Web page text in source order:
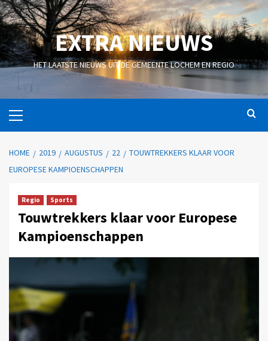
EXTRA NIEUWS
HET LAATSTE NIEUWS UIT DE GEMEENTE LOCHEM EN REGIO
HOME 2019 AUGUSTUS 22
TOUWTREKKERS KLAAR VOOR
EUROPESE KAMPIOENSCHAPPEN
Regio Sports
Touwtrekkers klaar voor Europese
Kampioenschappen